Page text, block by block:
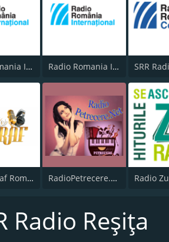
Radio Romania International 2 Radio Romania International 1
Radio Taraf Romania RadioPetrecere.Net Radio Zu
Radio Reşiţa